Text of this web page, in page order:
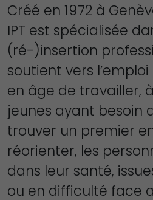
Créé en 1972 à
IPT est spécialisée
(ré-)insertion
soutient vers
en âge de travailler,
jeunes ayant besoin
trouver un premier
réorienter, les
dans leur santé,
ou en difficulté face